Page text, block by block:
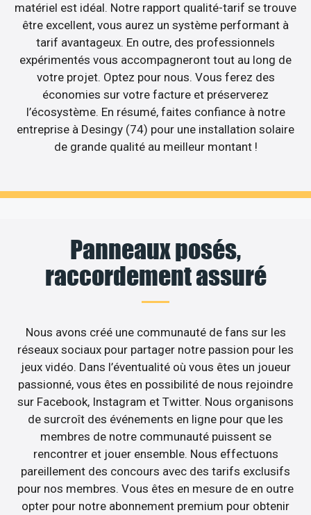
matériel est idéal. Notre rapport qualité-tarif se trouve
être excellent, vous aurez un système performant à
tarif avantageux. En outre, des professionnels
expérimentés vous accompagneront tout au long de
votre projet. Optez pour nous. Vous ferez des
économies sur votre facture et préserverez
l’écosystème. En résumé, faites confiance à notre
entreprise à Desingy (74) pour une installation solaire
de grande qualité au meilleur montant !
Panneaux posés,
raccordement assuré
Nous avons créé une communauté de fans sur les
réseaux sociaux pour partager notre passion pour les
jeux vidéo. Dans l’éventualité où vous êtes un joueur
passionné, vous êtes en possibilité de nous rejoindre
sur Facebook, Instagram et Twitter. Nous organisons
de surcroît des événements en ligne pour que les
membres de notre communauté puissent se
rencontrer et jouer ensemble. Nous effectuons
pareillement des concours avec des tarifs exclusifs
pour nos membres. Vous êtes en mesure de en outre
opter pour notre abonnement premium pour obtenir